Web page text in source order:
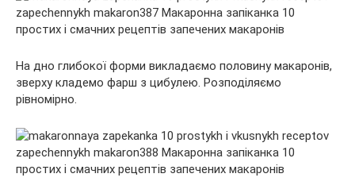
На дно глибокої форми викладаємо половину макаронів,
зверху кладемо фарш з цибулею. Розподіляємо
рівномірно.